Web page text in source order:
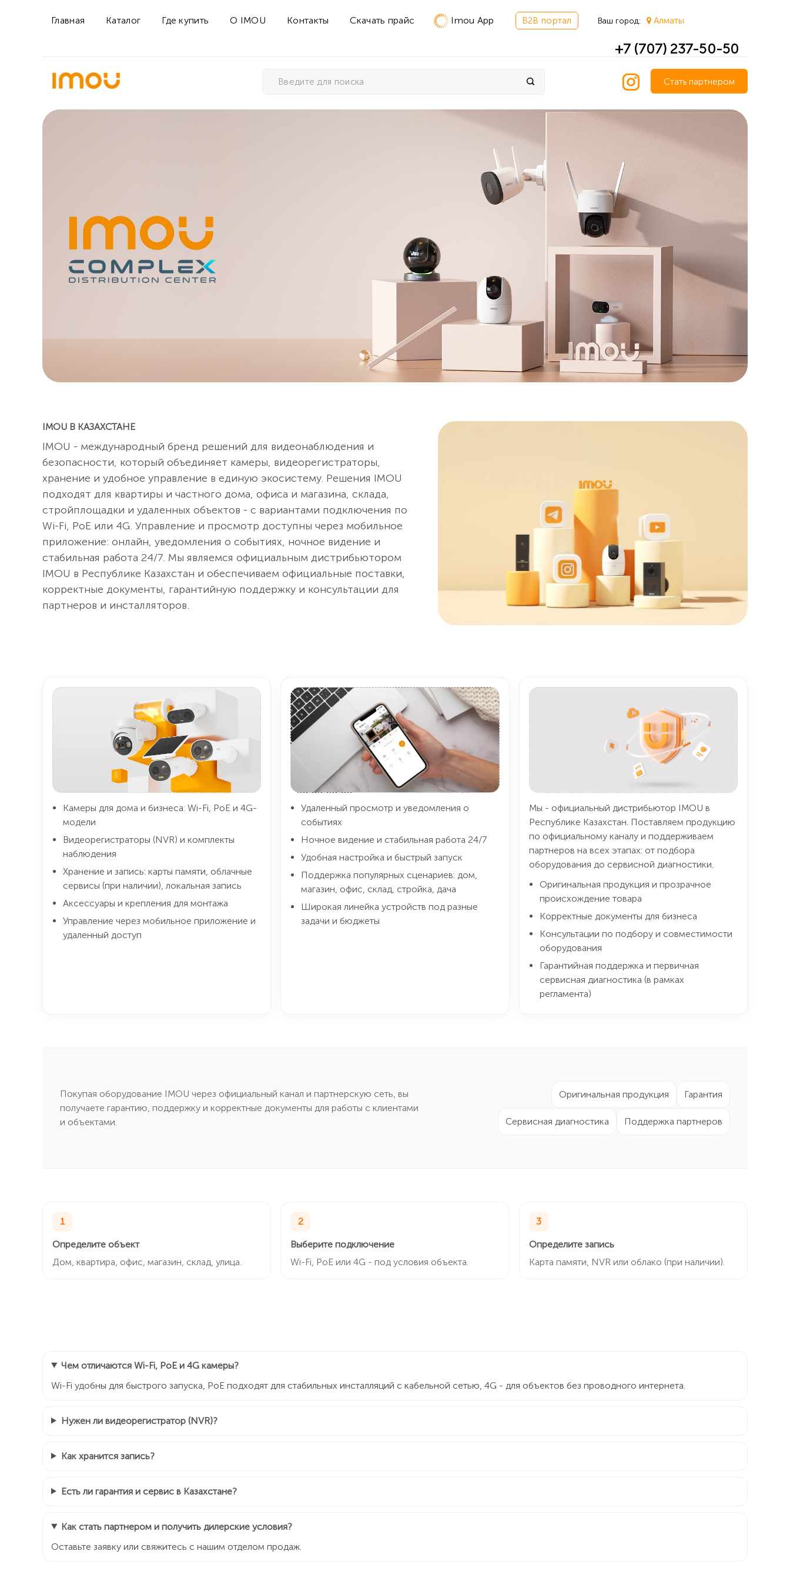
Главная Каталог Где купить О IMOU Контакты Скачать прайс Imou App B2B портал Ваш город: Алматы
+7 (707) 237-50-50
Стать партнером
IMOU В КАЗАХСТАНЕ
IMOU - международный бренд решений для видеонаблюдения и
безопасности, который объединяет камеры, видеорегистраторы,
хранение и удобное управление в единую экосистему. Решения IMOU
подходят для квартиры и частного дома, офиса и магазина, склада,
стройплощадки и удаленных объектов - с вариантами подключения по
Wi-Fi, PoE или 4G. Управление и просмотр доступны через мобильное
приложение: онлайн, уведомления о событиях, ночное видение и
стабильная работа 24/7. Мы являемся официальным дистрибьютором
IMOU в Республике Казахстан и обеспечиваем официальные поставки,
корректные документы, гарантийную поддержку и консультации для
партнеров и инсталляторов.
Камеры для дома и бизнеса: Wi-Fi, PoE и 4G-
модели
Видеорегистраторы (NVR) и комплекты
наблюдения
Хранение и запись: карты памяти, облачные
сервисы (при наличии), локальная запись
Аксессуары и крепления для монтажа
Управление через мобильное приложение и
удаленный доступ
Удаленный просмотр и уведомления о
событиях
Ночное видение и стабильная работа 24/7
Удобная настройка и быстрый запуск
Поддержка популярных сценариев: дом,
магазин, офис, склад, стройка, дача
Широкая линейка устройств под разные
задачи и бюджеты
Мы - официальный дистрибьютор IMOU в
Республике Казахстан. Поставляем продукцию
по официальному каналу и поддерживаем
партнеров на всех этапах: от подбора
оборудования до сервисной диагностики.
Оригинальная продукция и прозрачное
происхождение товара
Корректные документы для бизнеса
Консультации по подбору и совместимости
оборудования
Гарантийная поддержка и первичная
сервисная диагностика (в рамках
регламента)
Покупая оборудование IMOU через официальный канал и партнерскую сеть, вы
получаете гарантию, поддержку и корректные документы для работы с клиентами
и объектами.
Оригинальная продукция Гарантия
Сервисная диагностика Поддержка партнеров
1
Определите объект
Дом, квартира, офис, магазин, склад, улица.
2
Выберите подключение
Wi-Fi, PoE или 4G - под условия объекта.
3
Определите запись
Карта памяти, NVR или облако (при наличии).
Чем отличаются Wi-Fi, PoE и 4G камеры?
Wi-Fi удобны для быстрого запуска, PoE подходят для стабильных инсталляций с кабельной сетью, 4G - для объектов без проводного интернета.
Нужен ли видеорегистратор (NVR)?
Как хранится запись?
Есть ли гарантия и сервис в Казахстане?
Как стать партнером и получить дилерские условия?
Оставьте заявку или свяжитесь с нашим отделом продаж.